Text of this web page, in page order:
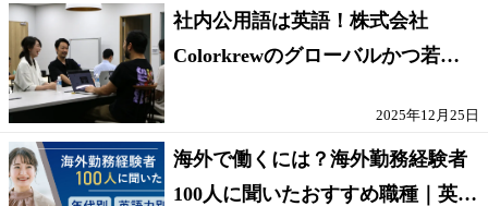
社内公用語は英語！株式会社
Colorkrewのグローバルかつ若手
2025年12月25日
海外で働くには？海外勤務経験者
100人に聞いたおすすめ職種｜英語